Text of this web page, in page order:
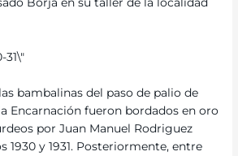
bambalinas del paso de palio de
Encarnación fueron bordados en oro
por Juan Manuel Rodriguez
1930 y 1931. Posteriormente, entre